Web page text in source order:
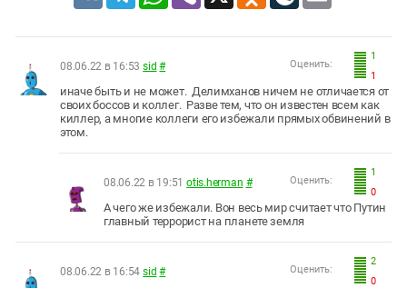
1
1
Оценить:
08.06.22 в 16:53 sid #
иначе быть и не может. Делимханов ничем не отличается от
своих боссов и коллег. Разве тем, что он известен всем как
киллер, а многие коллеги его избежали прямых обвинений в
этом.
1
0
Оценить:
08.06.22 в 19:51 otis.herman #
А чего же избежали. Вон весь мир считает что Путин
главный террорист на планете земля
2
0
Оценить:
08.06.22 в 16:54 sid #